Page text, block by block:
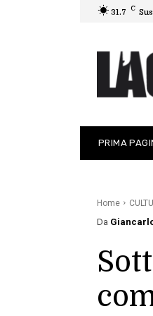
31.7 C
PRIMA
Home
Da